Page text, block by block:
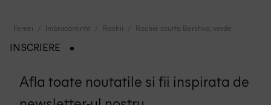
Femei Imbracaminte Rochii Rochie scurta Bershka, verde
INSCRIERE
Afla toate noutatile si fii inspirata de